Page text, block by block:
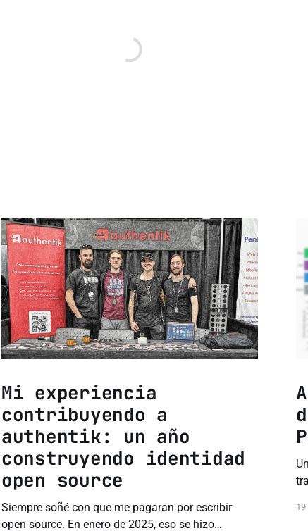
Mi experiencia
contribuyendo a
authentik: un año
construyendo identidad
open source
Siempre soñé con que me pagaran por escribir
open source. En enero de 2025, eso se hizo
19